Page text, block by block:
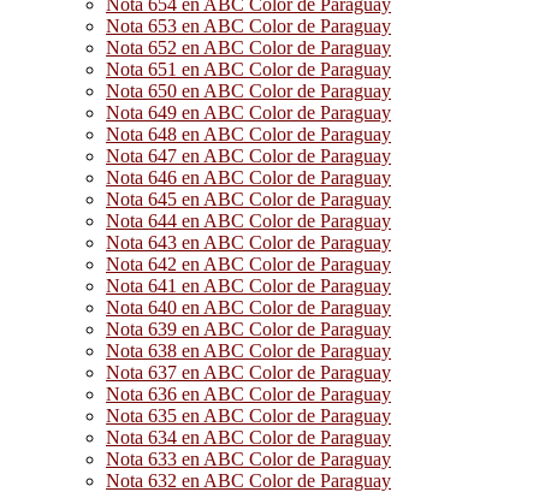
Nota 654 en ABC Color de Paraguay
Nota 653 en ABC Color de Paraguay
Nota 652 en ABC Color de Paraguay
Nota 651 en ABC Color de Paraguay
Nota 650 en ABC Color de Paraguay
Nota 649 en ABC Color de Paraguay
Nota 648 en ABC Color de Paraguay
Nota 647 en ABC Color de Paraguay
Nota 646 en ABC Color de Paraguay
Nota 645 en ABC Color de Paraguay
Nota 644 en ABC Color de Paraguay
Nota 643 en ABC Color de Paraguay
Nota 642 en ABC Color de Paraguay
Nota 641 en ABC Color de Paraguay
Nota 640 en ABC Color de Paraguay
Nota 639 en ABC Color de Paraguay
Nota 638 en ABC Color de Paraguay
Nota 637 en ABC Color de Paraguay
Nota 636 en ABC Color de Paraguay
Nota 635 en ABC Color de Paraguay
Nota 634 en ABC Color de Paraguay
Nota 633 en ABC Color de Paraguay
Nota 632 en ABC Color de Paraguay